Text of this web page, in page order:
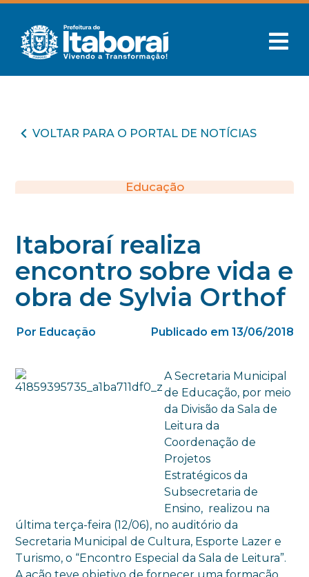
VOLTAR PARA O PORTAL DE NOTÍCIAS
Educação
Itaboraí realiza
encontro sobre vida e
obra de Sylvia Orthof
Por Educação Publicado em 13/06/2018
A Secretaria Municipal
de Educação, por meio
da Divisão da Sala de
Leitura da
Coordenação de
Projetos
Estratégicos da
Subsecretaria de
Ensino, realizou na
última terça-feira (12/06), no auditório da
Secretaria Municipal de Cultura, Esporte Lazer e
Turismo, o “Encontro Especial da Sala de Leitura”.